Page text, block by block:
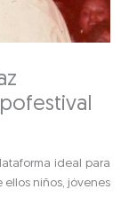
ideal para
ellos niños, jóvenes